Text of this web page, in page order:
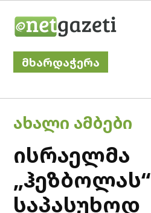
მხარდაჭერა
POSTED
IN
ᲐᲮᲐᲚᲘ ᲐᲛᲑᲔᲑᲘ
ისრაელმა
„ჰეზბოლას“
საპასუხოდ